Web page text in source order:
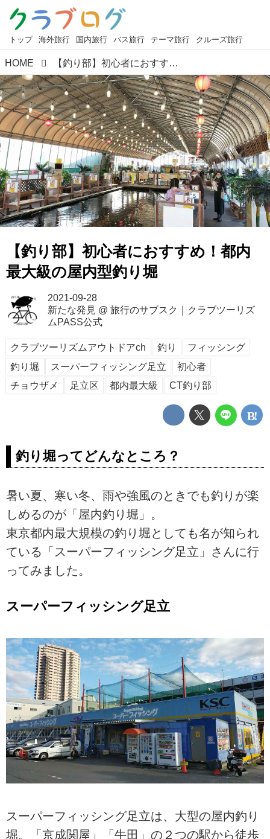
トップ 海外旅行 国内旅行 バス旅行 テーマ旅行 クルーズ旅行
HOME 【釣り部】初心者におすすめ！都内最大級の屋内型釣り堀
【釣り部】初心者におすすめ！都内
最大級の屋内型釣り堀
2021-09-28
新たな発見 @ 旅行のサブスク｜クラブツーリズ
ムPASS公式
クラブツーリズムアウトドアch 釣り
フィッシング
釣り堀
スーパーフィッシング足立
初心者
チョウザメ
足立区 都内最大級 CT釣り部
釣り堀ってどんなところ？
暑い夏、寒い冬、雨や強風のときでも釣りが楽
しめるのが「屋内釣り堀」。
東京都内最大規模の釣り堀としても名が知られ
ている「スーパーフィッシング足立」さんに行
ってみました。
スーパーフィッシング足立
スーパーフィッシング足立は、大型の屋内釣り
堀。「京成関屋」「牛田」の２つの駅から徒歩